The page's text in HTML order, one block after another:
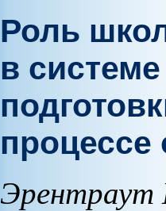
Роль
в
процессе
Эрентраут